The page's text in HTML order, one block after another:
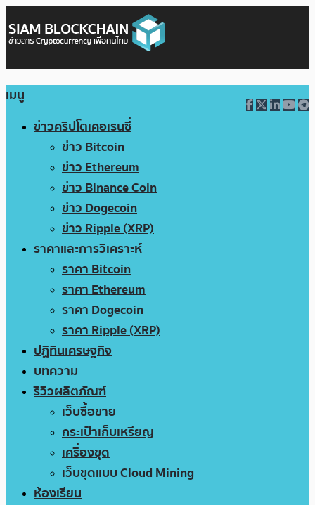
เมนู
ข่าวคริปโตเคอเรนซี่
ข่าว Bitcoin
ข่าว Ethereum
ข่าว Binance Coin
ข่าว Dogecoin
ข่าว Ripple (XRP)
ราคาและการวิเคราะห์
ราคา Bitcoin
ราคา Ethereum
ราคา Dogecoin
ราคา Ripple (XRP)
ปฏิทินเศรษฐกิจ
บทความ
รีวิวผลิตภัณฑ์
เว็บซื้อขาย
กระเป๋าเก็บเหรียญ
เครื่องขุด
เว็บขุดแบบ Cloud Mining
ห้องเรียน